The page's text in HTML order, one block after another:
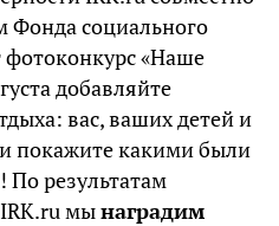
Фонда социального
фотоконкурс «Наше
добавляйте
вас, ваших детей и
покажите какими были
результатам
IRK.ru мынаградим